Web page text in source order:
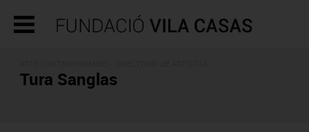
Tura Sanglas